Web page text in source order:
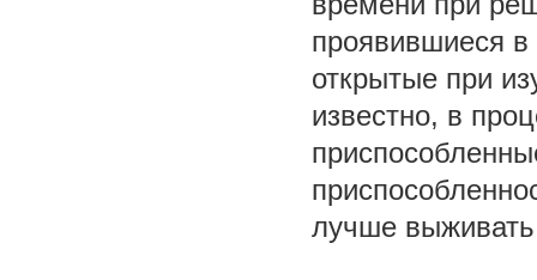
проявившиеся
открытые при
известно, в
лучше